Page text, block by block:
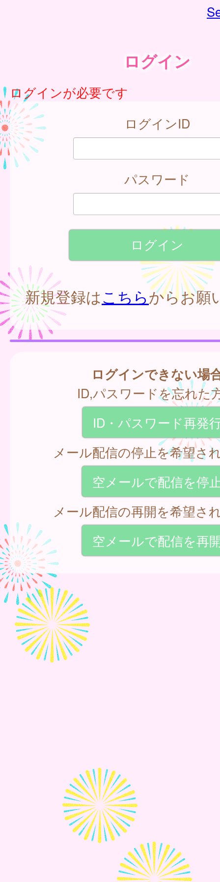
ログイン
ログインが必要です
ログインID
パスワード
新規登録はこちらからお願
ログインできない場
ID,パスワードを忘れた
ID・パスワード再発
メール配信の停止を希望さ
空メールで配信を停
メール配信の再開を希望さ
空メールで配信を再